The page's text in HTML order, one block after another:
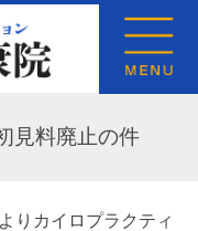
見料廃止の件
りカイロプラクティ